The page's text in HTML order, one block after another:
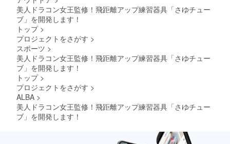
美人ドラコン女王監修！飛距離アップ練習器具「さゆチュー
ブ」を開発します！
トップ >
プロジェクトをさがす >
スポーツ >
美人ドラコン女王監修！飛距離アップ練習器具「さゆチュー
ブ」を開発します！
トップ >
プロジェクトをさがす >
ALBA >
美人ドラコン女王監修！飛距離アップ練習器具「さゆチュー
ブ」を開発します！